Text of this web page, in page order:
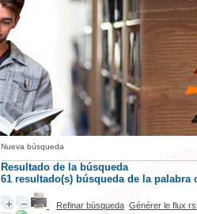
Nueva búsqueda
Resultado de la búsqueda
61 resultado(s) búsqueda de la palabra
Refinar búsqueda Générer le flux